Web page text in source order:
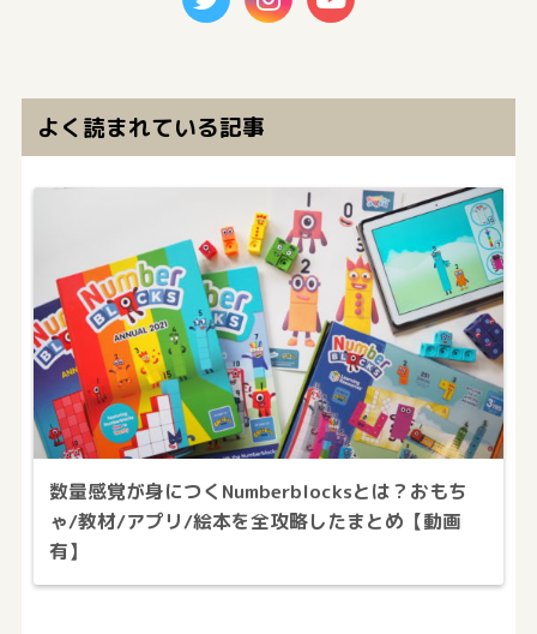
よく読まれている記事
数量感覚が身につくNumberblocksとは？おもち
ゃ/教材/アプリ/絵本を全攻略したまとめ【動画
有】